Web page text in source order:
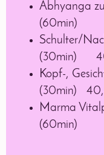
Abhyanga
Schulter/
(30min)
Kopf-,
(30min)
Marma